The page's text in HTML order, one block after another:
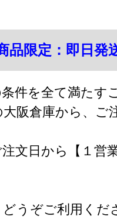
品限定：即日発
件を全て満たす
大阪倉庫から、
文日から【１営
うぞご利用くだ